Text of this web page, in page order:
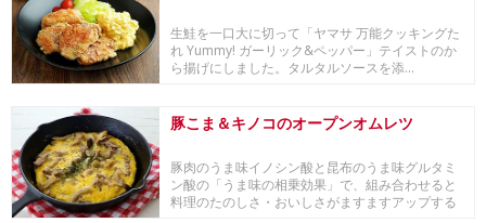
生鮭を一口大に切って「ヤマサ 万能クッキングた
れ Yummy! ガーリック&ペッパー」テイストのか
ら揚げにしました。タルタルソースを添...
豚こま＆キノコのオープンオムレツ
豚肉のうま味イノシン酸と昆布のうま味グルタミ
ン酸の「うま味の相乗効果」で、組み合わせると
料理のたのしさ・おいしさがますますアップする